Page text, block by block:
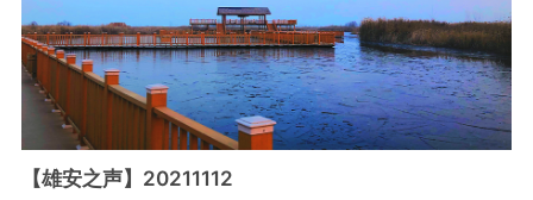
【雄安之声】20211112